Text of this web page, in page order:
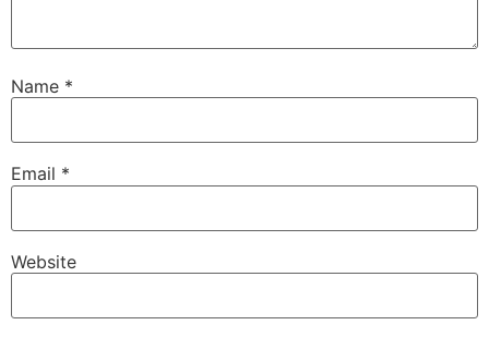
Name *
Email *
Website